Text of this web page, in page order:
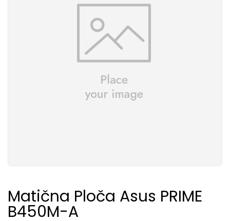
Matična Ploča Asus PRIME
B450M-A